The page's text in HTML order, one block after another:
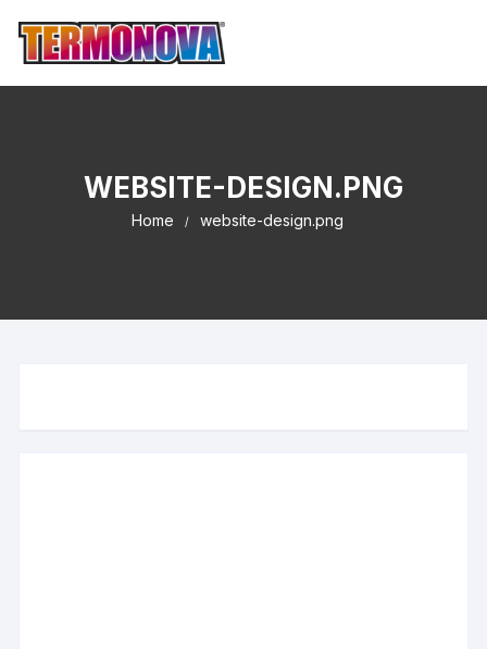
WEBSITE-DESIGN.PNG
Home website-design.png